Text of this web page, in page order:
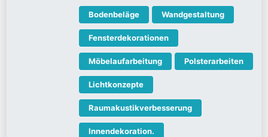
Bodenbeläge Wandgestaltung
Fensterdekorationen
Möbelaufarbeitung Polsterarbeiten
Lichtkonzepte
Raumakustikverbesserung
Innendekoration.